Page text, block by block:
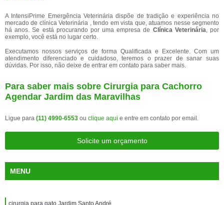
A IntensiPrime Emergência Veterinária dispõe de tradição e experiência no
mercado de clínica Veterinária , tendo em vista que, atuamos nesse segmento
há anos. Se está procurando por uma empresa de Clínica Veterinária, por
exemplo, você está no lugar certo.
Executamos nossos serviços de forma Qualificada e Excelente. Com um
atendimento diferenciado e cuidadoso, teremos o prazer de sanar suas
dúvidas. Por isso, não deixe de entrar em contato para saber mais.
Para saber mais sobre Cirurgia para Cachorro
Agendar Jardim das Maravilhas
Ligue para (11) 4990-6553 ou clique aqui e entre em contato por email.
Solicite um orçamento
MENU
cirurgia para gato Jardim Santo André